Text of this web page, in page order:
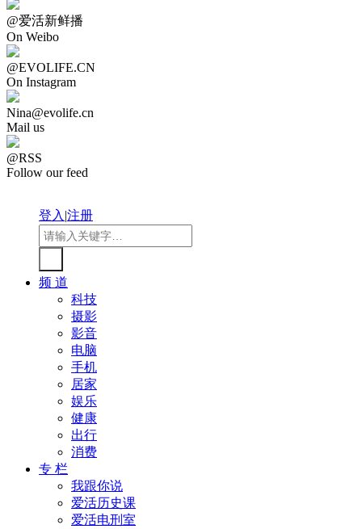
@爱活新鲜播
On Weibo
@EVOLIFE.CN
On Instagram
Nina@evolife.cn
Mail us
@RSS
Follow our feed
登入|注册
频 道
科技
摄影
影音
电脑
手机
居家
娱乐
健康
出行
消费
专 栏
我跟你说
爱活历史课
爱活电刑室